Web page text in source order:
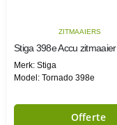
ZITMAAIERS
Stiga 398e Accu zitmaaier
Merk: Stiga
Model: Tornado 398e
Offerte